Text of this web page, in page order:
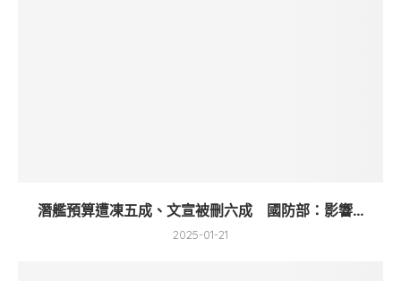
潛艦預算遭凍五成、文宣被刪六成 國防部：影響...
2025-01-21